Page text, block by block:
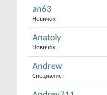
an63
Новичок
Anatoly
Новичок
Andrew
Специалист